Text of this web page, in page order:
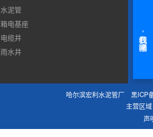
水泥管
箱电基座
电缆井
雨水井
哈尔滨宏利水泥管厂
黑ICP
主营区
声